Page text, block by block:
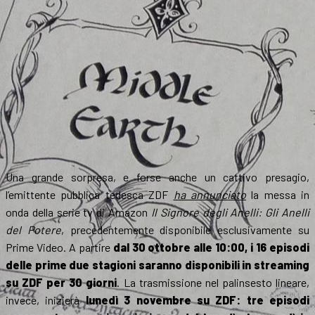
of
Power
Una grande sorpresa, e forse anche un cattivo presagio,
l’emittente pubblica tedesca ZDF ha annunciatola messa in
onda della serie tv di Amazon Il Signore degli Anelli: Gli Anelli
del Potere, precedentemente disponibile esclusivamente su
Prime Video. A partire dal 30 ottobre alle 10:00, i 16 episodi
delle prime due stagioni saranno disponibili in streaming
su ZDF per 30 giorni. La trasmissione nel palinsesto lineare,
invece, inizieràlunedì 3 novembre su ZDF: tre episodi